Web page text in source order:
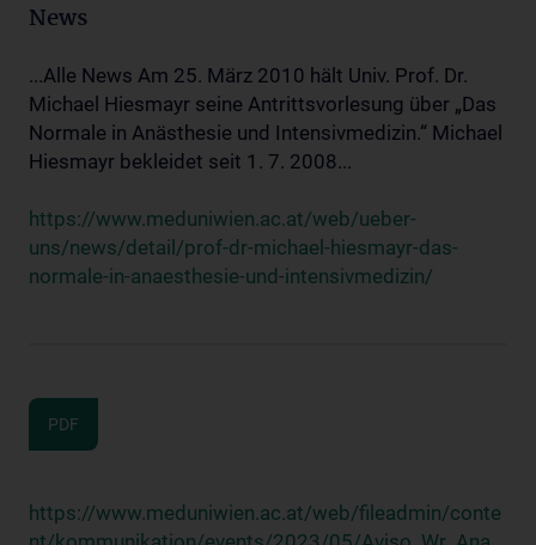
News
...Alle News Am 25. März 2010 hält Univ. Prof. Dr.
Michael Hiesmayr seine Antrittsvorlesung über „Das
Normale in Anästhesie und Intensivmedizin.“ Michael
Hiesmayr bekleidet seit 1. 7. 2008...
https://www.meduniwien.ac.at/web/ueber-
uns/news/detail/prof-dr-michael-hiesmayr-das-
normale-in-anaesthesie-und-intensivmedizin/
PDF
https://www.meduniwien.ac.at/web/fileadmin/conte